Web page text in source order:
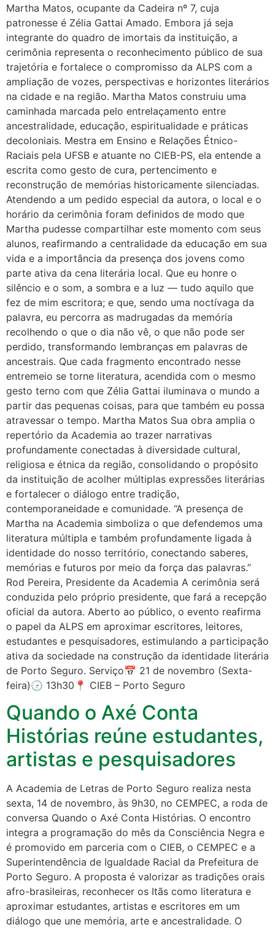
Martha Matos, ocupante da Cadeira nº 7, cuja
patronesse é Zélia Gattai Amado. Embora já seja
integrante do quadro de imortais da instituição, a
cerimônia representa o reconhecimento público de sua
trajetória e fortalece o compromisso da ALPS com a
ampliação de vozes, perspectivas e horizontes literários
na cidade e na região. Martha Matos construiu uma
caminhada marcada pelo entrelaçamento entre
ancestralidade, educação, espiritualidade e práticas
decoloniais. Mestra em Ensino e Relações Étnico-
Raciais pela UFSB e atuante no CIEB-PS, ela entende a
escrita como gesto de cura, pertencimento e
reconstrução de memórias historicamente silenciadas.
Atendendo a um pedido especial da autora, o local e o
horário da cerimônia foram definidos de modo que
Martha pudesse compartilhar este momento com seus
alunos, reafirmando a centralidade da educação em sua
vida e a importância da presença dos jovens como
parte ativa da cena literária local. Que eu honre o
silêncio e o som, a sombra e a luz — tudo aquilo que
fez de mim escritora; e que, sendo uma noctívaga da
palavra, eu percorra as madrugadas da memória
recolhendo o que o dia não vê, o que não pode ser
perdido, transformando lembranças em palavras de
ancestrais. Que cada fragmento encontrado nesse
entremeio se torne literatura, acendida com o mesmo
gesto terno com que Zélia Gattai iluminava o mundo a
partir das pequenas coisas, para que também eu possa
atravessar o tempo. Martha Matos Sua obra amplia o
repertório da Academia ao trazer narrativas
profundamente conectadas à diversidade cultural,
religiosa e étnica da região, consolidando o propósito
da instituição de acolher múltiplas expressões literárias
e fortalecer o diálogo entre tradição,
contemporaneidade e comunidade. “A presença de
Martha na Academia simboliza o que defendemos uma
literatura múltipla e também profundamente ligada à
identidade do nosso território, conectando saberes,
memórias e futuros por meio da força das palavras.”
Rod Pereira, Presidente da Academia A cerimônia será
conduzida pelo próprio presidente, que fará a recepção
oficial da autora. Aberto ao público, o evento reafirma
o papel da ALPS em aproximar escritores, leitores,
estudantes e pesquisadores, estimulando a participação
ativa da sociedade na construção da identidade literária
de Porto Seguro. Serviço📅 21 de novembro (Sexta-
feira)🕝 13h30📍 CIEB – Porto Seguro
Quando o Axé Conta
Histórias reúne estudantes,
artistas e pesquisadores
A Academia de Letras de Porto Seguro realiza nesta
sexta, 14 de novembro, às 9h30, no CEMPEC, a roda de
conversa Quando o Axé Conta Histórias. O encontro
integra a programação do mês da Consciência Negra e
é promovido em parceria com o CIEB, o CEMPEC e a
Superintendência de Igualdade Racial da Prefeitura de
Porto Seguro. A proposta é valorizar as tradições orais
afro-brasileiras, reconhecer os Itãs como literatura e
aproximar estudantes, artistas e escritores em um
diálogo que une memória, arte e ancestralidade. O